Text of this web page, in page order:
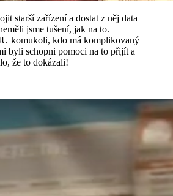
starší zařízení a dostat z něj data
jsme tušení, jak na to.
komukoli, kdo má komplikovaný
byli schopni pomoci na to přijít a
že to dokázali!